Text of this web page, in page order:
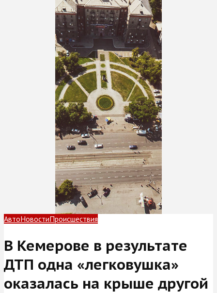
АвтоНовостиПроисшествия
В Кемерове в результате
ДТП одна «легковушка»
оказалась на крыше другой